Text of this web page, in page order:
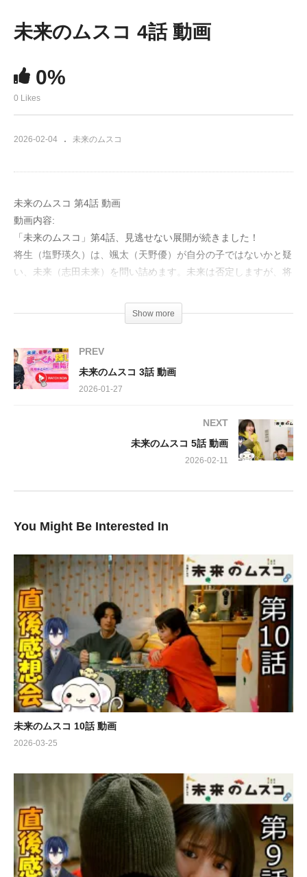
未来のムスコ 4話 動画
0%
0 Likes
2026-02-04 未来のムスコ
未来のムスコ 第4話 動画
動画内容:
「未来のムスコ」第4話、見逃せない展開が続きました！
将生（塩野瑛久）は、颯太（天野優）が自分の子ではないかと疑
い、未来（志田未来）を問い詰めます。未来は否定しますが、将
念が、物語に深い影を落とします。
花嫁衣装広告の新郎役に抜擢されたのです。そして真は、未来に
新婦役のモデルを依頼。戸惑いつつも、未来はこの新たな挑戦へ
と足を踏み入れます。それぞれの思惑が交錯し、物語は新たなス
志田未来、塩野瑛久、小瀧望、兵頭功海、天野優、吉村界人、箭
う、西野七瀬、マキタスポーツ、神野三鈴
Show more
PREV
未来のムスコ 3話 動画
2026-01-27
NEXT
未来のムスコ 5話 動画
2026-02-11
You Might Be Interested In
未来のムスコ 10話 動画
2026-03-25